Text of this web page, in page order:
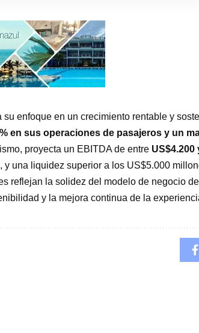
su enfoque en un crecimiento rentable y
en sus operaciones de pasajeros y un
proyecta un EBITDA de entre US$4.200
y una liquidez superior a los US$5.000
reflejan la solidez del modelo de negocio
y la mejora continua de la